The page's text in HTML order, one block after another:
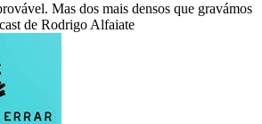
Mas dos mais densos que gravámos
de Rodrigo Alfaiate